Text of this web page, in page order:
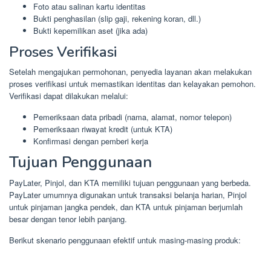
Foto atau salinan kartu identitas
Bukti penghasilan (slip gaji, rekening koran, dll.)
Bukti kepemilikan aset (jika ada)
Proses Verifikasi
Setelah mengajukan permohonan, penyedia layanan akan melakukan
proses verifikasi untuk memastikan identitas dan kelayakan pemohon.
Verifikasi dapat dilakukan melalui:
Pemeriksaan data pribadi (nama, alamat, nomor telepon)
Pemeriksaan riwayat kredit (untuk KTA)
Konfirmasi dengan pemberi kerja
Tujuan Penggunaan
PayLater, Pinjol, dan KTA memiliki tujuan penggunaan yang berbeda.
PayLater umumnya digunakan untuk transaksi belanja harian, Pinjol
untuk pinjaman jangka pendek, dan KTA untuk pinjaman berjumlah
besar dengan tenor lebih panjang.
Berikut skenario penggunaan efektif untuk masing-masing produk: